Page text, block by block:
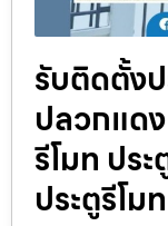
รับติดตั้ง
ปลวกแด
รีโมท ปร
ประตูรีโม